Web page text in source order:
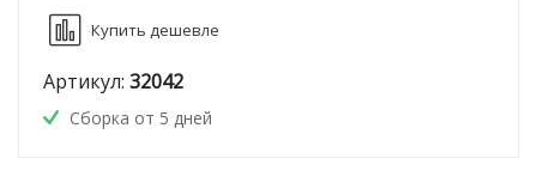
Купить дешевле
Артикул: 32042
Сборка от 5 дней